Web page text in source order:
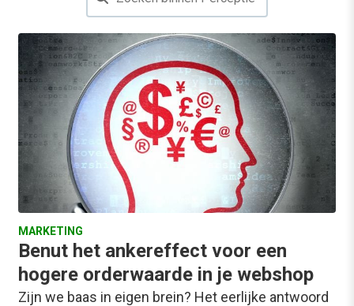
MARKETING
Benut het ankereffect voor een
hogere orderwaarde in je webshop
Zijn we baas in eigen brein? Het eerlijke antwoord